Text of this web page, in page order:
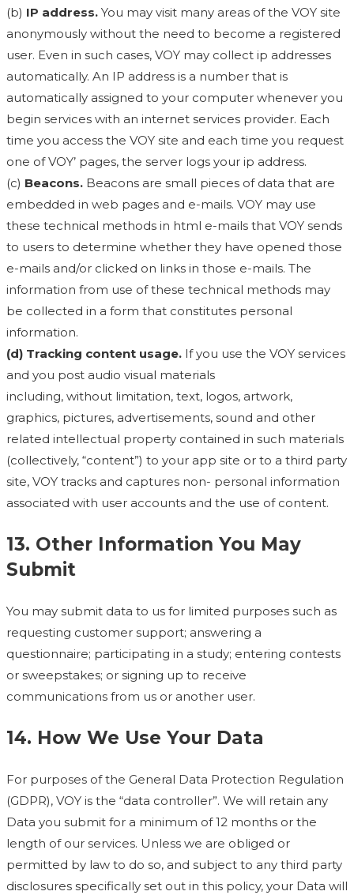
(b) IP address. You may visit many areas of the VOY site
anonymously without the need to become a registered
user. Even in such cases, VOY may collect ip addresses
automatically. An IP address is a number that is
automatically assigned to your computer whenever you
begin services with an internet services provider. Each
time you access the VOY site and each time you request
one of VOY’ pages, the server logs your ip address.
(c) Beacons. Beacons are small pieces of data that are
embedded in web pages and e-mails. VOY may use
these technical methods in html e-mails that VOY sends
to users to determine whether they have opened those
e-mails and/or clicked on links in those e-mails. The
information from use of these technical methods may
be collected in a form that constitutes personal
information.
(d) Tracking content usage. If you use the VOY services
and you post audio visual materials
including, without limitation, text, logos, artwork,
graphics, pictures, advertisements, sound and other
related intellectual property contained in such materials
(collectively, “content”) to your app site or to a third party
site, VOY tracks and captures non- personal information
associated with user accounts and the use of content.
13. Other Information You May
Submit
You may submit data to us for limited purposes such as
requesting customer support; answering a
questionnaire; participating in a study; entering contests
or sweepstakes; or signing up to receive
communications from us or another user.
14. How We Use Your Data
For purposes of the General Data Protection Regulation
(GDPR), VOY is the “data controller”. We will retain any
Data you submit for a minimum of 12 months or the
length of our services. Unless we are obliged or
permitted by law to do so, and subject to any third party
disclosures specifically set out in this policy, your Data will